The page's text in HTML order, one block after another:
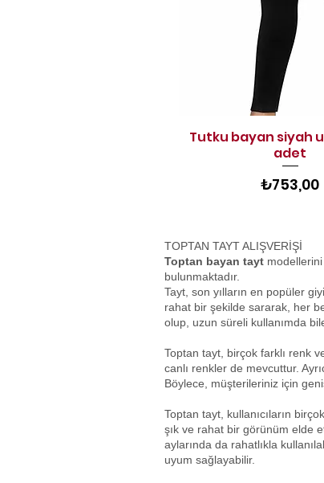
Hızlı Bakış
Tutku bayan siyah
adet
Fiyat
₺753,00
TOPTAN TAYT ALIŞVERİŞİ
Toptan bayan tayt
bulunmaktadır.
Tayt, son yılların en popüler
rahat bir şekilde sararak, her
olup, uzun süreli kullanımda
Toptan tayt, birçok farklı renk
canlı renkler de mevcuttur.
Böylece, müşterileriniz için
Toptan tayt, kullanıcıların
şık ve rahat bir görünüm elde
aylarında da rahatlıkla
uyum sağlayabilir.